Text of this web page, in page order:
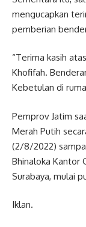
mengucapkan
pemberian
“Terima kasih
Khofifah.
Kebetulan di
Pemprov Jatim
Merah Putih
(2/8/2022)
Bhinaloka Kantor
Surabaya, mulai
Iklan.